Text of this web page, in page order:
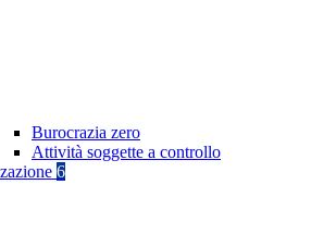
Burocrazia zero
Attività soggette a controllo
6